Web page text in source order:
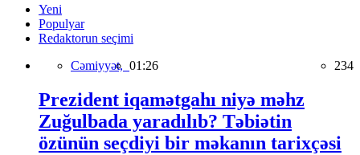
Yeni
Populyar
Redaktorun seçimi
Cəmiyyət, 01:26 234
Prezident iqamətgahı niyə məhz
Zuğulbada yaradılıb? Təbiətin
özünün seçdiyi bir məkanın tarixçəsi